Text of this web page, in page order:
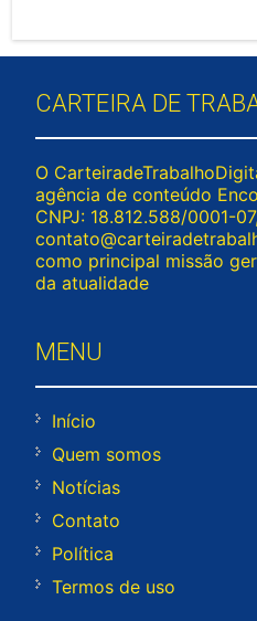
CARTEIRA DE
O
agência de conteúdo
CNPJ: 18.812.588/0001-
como principal missão
da atualidade
MENU
Início
Quem somos
Notícias
Contato
Política
Termos de uso